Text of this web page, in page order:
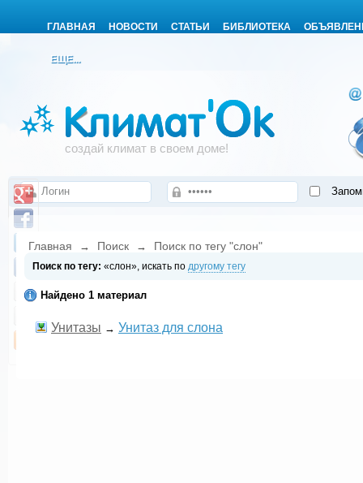
ГЛАВНАЯ НОВОСТИ СТАТЬИ БИБЛИОТЕКА
ЕЩЕ...
создай климат в своем доме!
Главная → Поиск → Поиск по тегу "слон"
Поиск по тегу: «слон», искать по другому тегу
Найдено 1 материал
Унитазы → Унитаз для слона